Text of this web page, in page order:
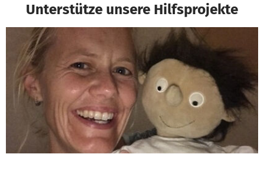
Unterstütze unsere Hilfsprojekte